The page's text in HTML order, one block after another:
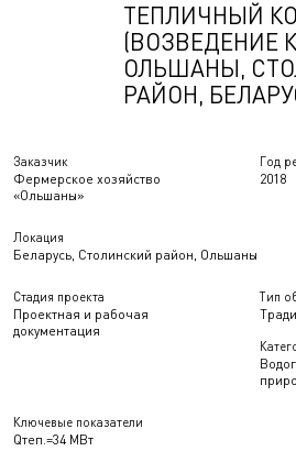
Заказчик
Фермерское хозяйство
«Ольшаны»
Год
2018
Локация
Беларусь, Столинский район, Ольшаны
Стадия проекта
Проектная и рабочая
документация
Тип
Ключевые показатели
Qтеп.=34 МВт
ТЕПЛИЧНЫЙ
(ВОЗВЕДЕНИЕ
ОЛЬШАНЫ,
РАЙОН,